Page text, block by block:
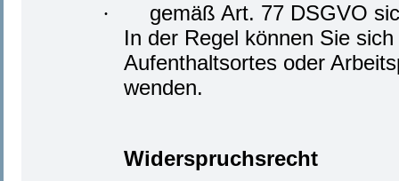
·
gemäß Art. 77 DSGVO
In der Regel können Sie
Aufenthaltsortes oder
wenden.
Widerspruchsrecht